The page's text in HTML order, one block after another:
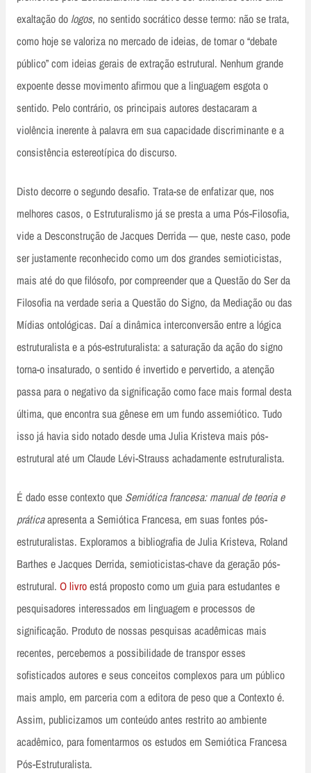
exaltação do logos, no sentido socrático desse termo: não se trata,
como hoje se valoriza no mercado de ideias, de tomar o “debate
público” com ideias gerais de extração estrutural. Nenhum grande
expoente desse movimento afirmou que a linguagem esgota o
sentido. Pelo contrário, os principais autores destacaram a
violência inerente à palavra em sua capacidade discriminante e a
consistência estereotípica do discurso.
Disto decorre o segundo desafio. Trata-se de enfatizar que, nos
melhores casos, o Estruturalismo já se presta a uma Pós-Filosofia,
vide a Desconstrução de Jacques Derrida — que, neste caso, pode
ser justamente reconhecido como um dos grandes semioticistas,
mais até do que filósofo, por compreender que a Questão do Ser da
Filosofia na verdade seria a Questão do Signo, da Mediação ou das
Mídias ontológicas. Daí a dinâmica interconversão entre a lógica
estruturalista e a pós-estruturalista: a saturação da ação do signo
torna-o insaturado, o sentido é invertido e pervertido, a atenção
passa para o negativo da significação como face mais formal desta
última, que encontra sua gênese em um fundo assemiótico. Tudo
isso já havia sido notado desde uma Julia Kristeva mais pós-
estrutural até um Claude Lévi-Strauss achadamente estruturalista.
É dado esse contexto que Semiótica francesa: manual de teoria e
práticaapresenta a Semiótica Francesa, em suas fontes pós-
estruturalistas. Exploramos a bibliografia de Julia Kristeva, Roland
Barthes e Jacques Derrida, semioticistas-chave da geração pós-
estrutural. O livroestá proposto como um guia para estudantes e
pesquisadores interessados em linguagem e processos de
significação. Produto de nossas pesquisas acadêmicas mais
recentes, percebemos a possibilidade de transpor esses
sofisticados autores e seus conceitos complexos para um público
mais amplo, em parceria com a editora de peso que a Contexto é.
Assim, publicizamos um conteúdo antes restrito ao ambiente
acadêmico, para fomentarmos os estudos em Semiótica Francesa
Pós-Estruturalista.